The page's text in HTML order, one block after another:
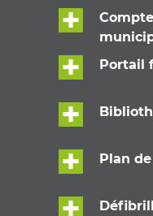
Portail
Plan